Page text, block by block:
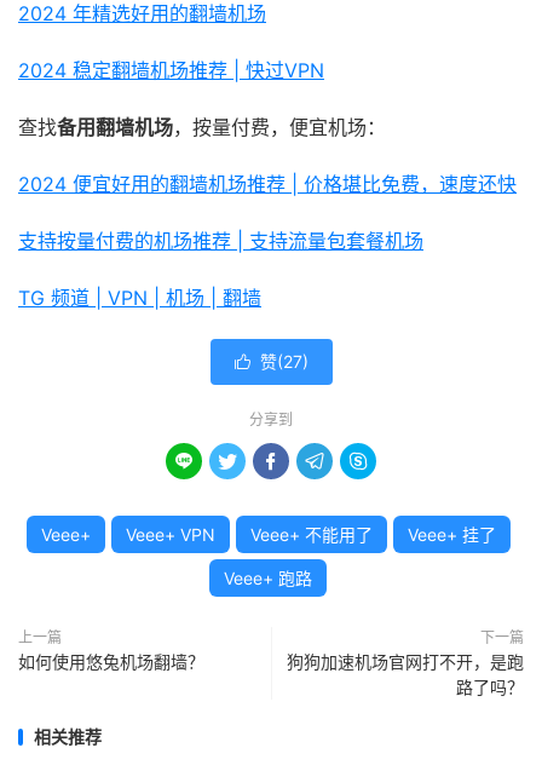
2024 年精选好用的翻墙机场
2024 稳定翻墙机场推荐 | 快过VPN
查找备用翻墙机场，按量付费，便宜机场：
2024 便宜好用的翻墙机场推荐 | 价格堪比免费，速度还快
支持按量付费的机场推荐 | 支持流量包套餐机场
TG 频道 | VPN | 机场 | 翻墙
 赞(27)
分享到
    
Veee+ Veee+ VPN Veee+ 不能用了 Veee+ 挂了
Veee+ 跑路
上一篇
如何使用悠兔机场翻墙？
下一篇
狗狗加速机场官网打不开，是跑
路了吗？
相关推荐